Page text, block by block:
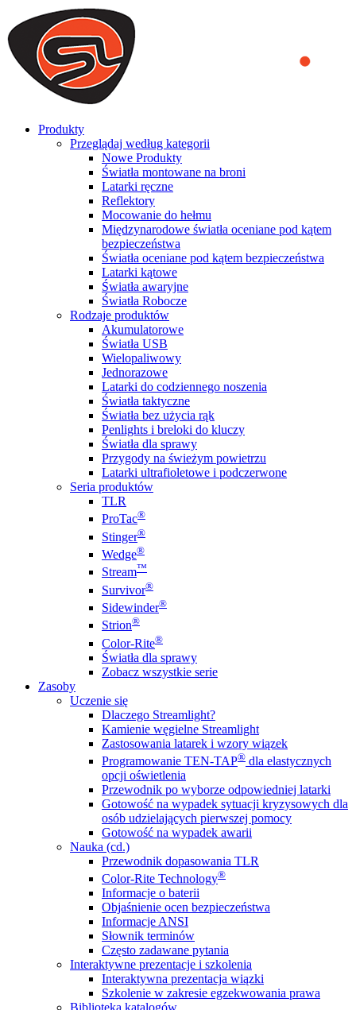
We use cookies to ensure that we provide you the best experience
on our website. By continuing to browse this website, you accept
that cookies are used to help us analyze how the website is used and
to offer you a better experience. To learn more or to find out how
you can disable cookies, you can access our
Produkty
Przeglądaj według kategorii
Nowe Produkty
Światła montowane na broni
Latarki ręczne
Reflektory
Mocowanie do hełmu
Międzynarodowe światła oceniane pod kątem
bezpieczeństwa
Światła oceniane pod kątem bezpieczeństwa
Latarki kątowe
Światła awaryjne
Światła Robocze
Rodzaje produktów
Akumulatorowe
Światła USB
Wielopaliwowy
Jednorazowe
Latarki do codziennego noszenia
Światła taktyczne
Światła bez użycia rąk
Penlights i breloki do kluczy
Światła dla sprawy
Przygody na świeżym powietrzu
Latarki ultrafioletowe i podczerwone
Seria produktów
TLR
ProTac®
Stinger®
Wedge®
Stream™
Survivor®
Sidewinder®
Strion®
Color-Rite®
Światła dla sprawy
Zobacz wszystkie serie
Zasoby
Uczenie się
Dlaczego Streamlight?
Kamienie węgielne Streamlight
Zastosowania latarek i wzory wiązek
Programowanie TEN-TAP® dla elastycznych
opcji oświetlenia
Przewodnik po wyborze odpowiedniej latarki
Gotowość na wypadek sytuacji kryzysowych dla
osób udzielających pierwszej pomocy
Gotowość na wypadek awarii
Nauka (cd.)
Przewodnik dopasowania TLR
Color-Rite Technology®
Informacje o baterii
Objaśnienie ocen bezpieczeństwa
Informacje ANSI
Słownik terminów
Często zadawane pytania
Interaktywne prezentacje i szkolenia
Interaktywna prezentacja wiązki
Szkolenie w zakresie egzekwowania prawa